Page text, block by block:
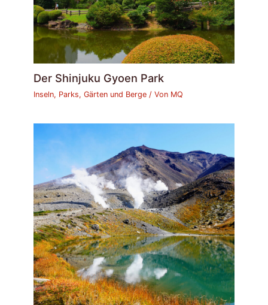
Der Shinjuku Gyoen Park
Inseln, Parks, Gärten und Berge / Von MQ